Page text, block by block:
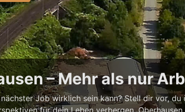
– Mehr als nur
Job wirklich sein kann? Stell dir vor, du